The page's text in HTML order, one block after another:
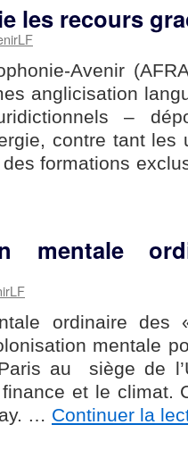
les recours
Avenir
anglicisation
–
contre tant les
des formations
mentale
ordinaire
mentale
au siège de
et le climat.
… Continuer la